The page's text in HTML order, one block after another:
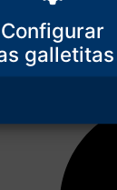
Configurar